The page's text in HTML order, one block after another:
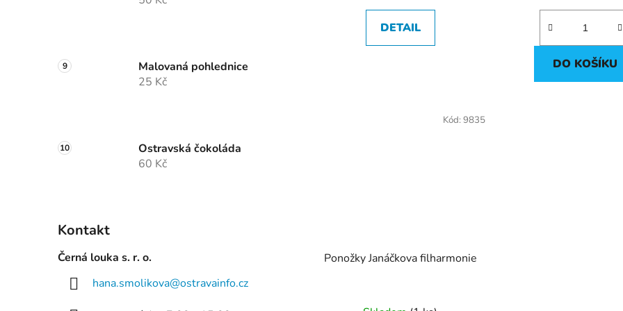
Malovaná pohlednice
25 Kč
Ostravská čokoláda
60 Kč
Kontakt
Černá louka s. r. o.
hana.smolikova@ostravainfo.cz
5,0
z
DETAIL
5,0
z
DO KOŠÍKU
Ponožky Janáčkova filharmonie
Kód: 9835